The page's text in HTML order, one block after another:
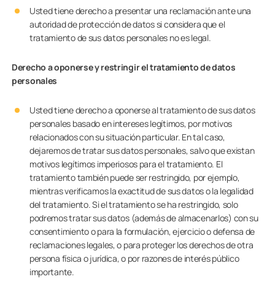
Usted tiene derecho a presentar una reclamación ante una
autoridad de protección de datos si considera que el
tratamiento de sus datos personales no es legal.
Derecho a oponerse y restringir el tratamiento de datos
personales
Usted tiene derecho a oponerse al tratamiento de sus datos
personales basado en intereses legítimos, por motivos
relacionados con su situación particular. En tal caso,
dejaremos de tratar sus datos personales, salvo que existan
motivos legítimos imperiosos para el tratamiento. El
tratamiento también puede ser restringido, por ejemplo,
mientras verificamos la exactitud de sus datos o la legalidad
del tratamiento. Si el tratamiento se ha restringido, solo
podremos tratar sus datos (además de almacenarlos) con su
consentimiento o para la formulación, ejercicio o defensa de
reclamaciones legales, o para proteger los derechos de otra
persona física o jurídica, o por razones de interés público
importante.